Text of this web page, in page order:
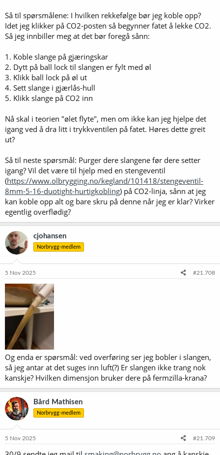
Så til spørsmålene: I hvilken rekkefølge bør jeg koble opp?
Idet jeg klikker på CO2-posten så begynner fatet å lekke CO2.
Så jeg innbiller meg at det bør foregå sånn:
1. Koble slange på gjæringskar
2. Dytt på ball lock til slangen er fylt med øl
3. Klikk ball lock på øl ut
4. Sett slange i gjærlås-hull
5. Klikk slange på CO2 inn
Nå skal i teorien "ølet flyte", men om ikke kan jeg hjelpe det
igang ved å dra litt i trykkventilen på fatet. Høres dette greit
ut?
Så til neste spørsmål: Purger dere slangene før dere setter
igang? Vil det være til hjelp med en stengeventil
(https://www.olbrygging.no/kegland/101418/stengeventil-
8mm-5-16-duotight-hurtigkobling) på CO2-linja, sånn at jeg
kan koble opp alt og bare skru på denne når jeg er klar? Virker
egentlig overflødig?
cjohansen
Norbrygg-medlem
5 Nov 2025 #21.708
Og enda er spørsmål: ved overføring ser jeg bobler i slangen,
så jeg antar at det suges inn luft(?) Er slangen ikke trang nok
kanskje? Hvilken dimensjon bruker dere på fermzilla-krana?
Bård Mathisen
Norbrygg-medlem
5 Nov 2025 #21.709